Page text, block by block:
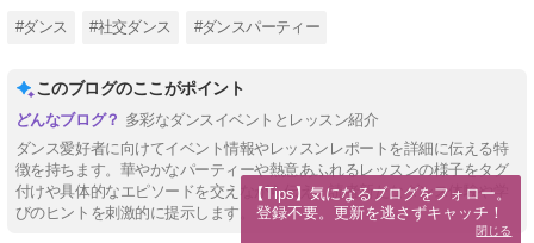
#ダンス #社交ダンス #ダンスパーティー
このブログのここがポイント
多彩なダンスイベントとレッスン紹介
ダンス愛好者に向けてイベント情報やレッスンレポートを詳細に伝える特
徴を持ちます。華やかなパーティーや熱意あふれるレッスンの様子をタグ
付けや具体的なエピソードを交えながら伝え、読者新たなダンス体験や学
びのヒントを刺激的に提示します。
【Tips】気になるブログをフォロー。
登録不要。更新を逃さずキャッチ！
閉じる